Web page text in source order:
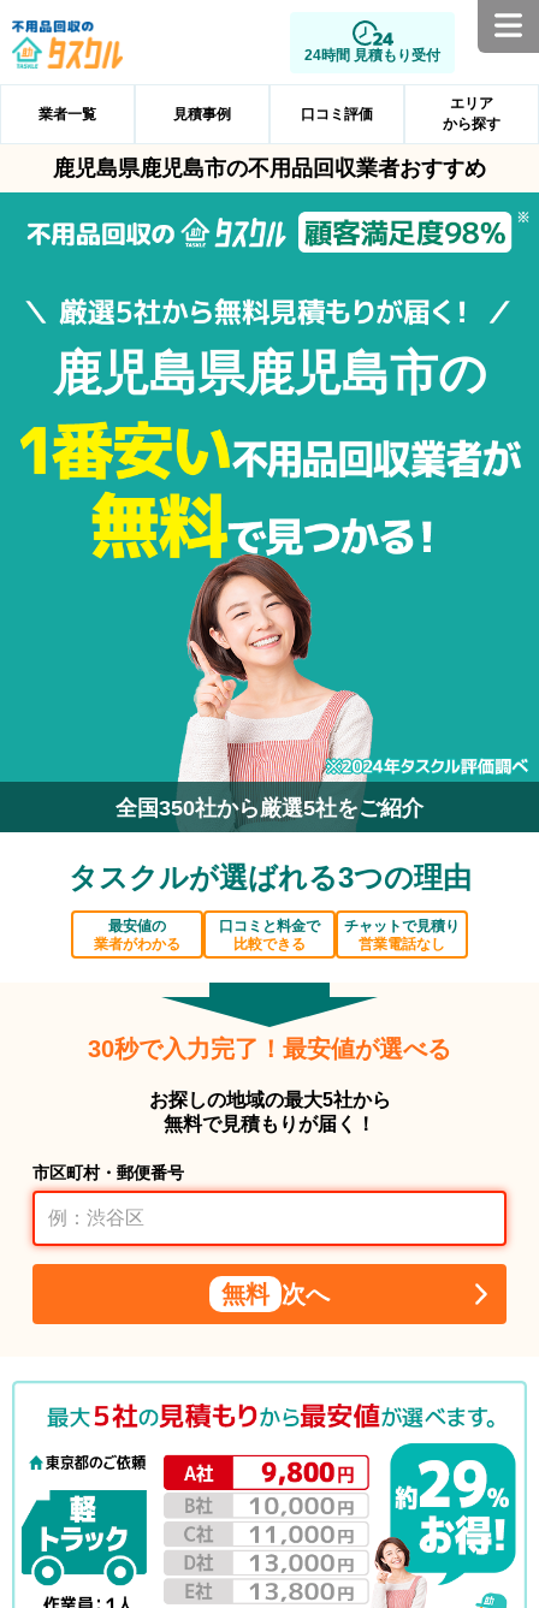
24時間 見積もり受付
業者一覧 見積事例 口コミ評価
エリア
から探す
鹿児島県鹿児島市の不用品回収業者おすすめ
鹿児島県鹿児島市の
全国350社から厳選5社をご紹介
タスクルが選ばれる3つの理由
最安値の
業者がわかる
口コミと料金で
比較できる
チャットで見積り
営業電話なし
30秒で入力完了！最安値が選べる
お探しの地域の最大5社から
無料で見積もりが届く！
市区町村・郵便番号
無料 次へ